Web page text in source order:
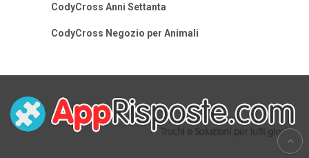
CodyCross Anni Settanta
CodyCross Negozio per Animali